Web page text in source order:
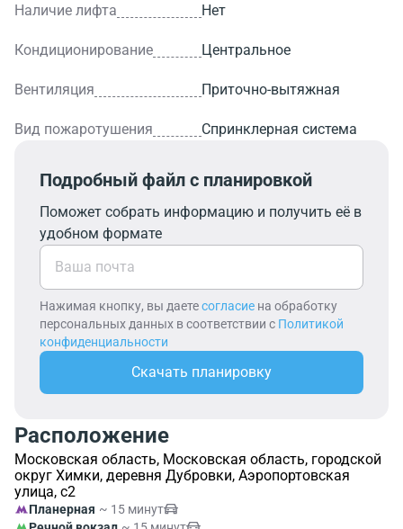
Наличие лифта Нет
Кондиционирование Центральное
Вентиляция Приточно-вытяжная
Вид пожаротушения Спринклерная система
Подробный файл с планировкой
Поможет собрать информацию и получить её в
удобном формате
Нажимая кнопку, вы даетесогласие на обработку
персональных данных в соответствии с Политикой
конфиденциальности
Скачать планировку
Расположение
Московская область, Московская область, городской
округ Химки, деревня Дубровки, Аэропортовская
улица, с2
Планерная ~ 15 минут